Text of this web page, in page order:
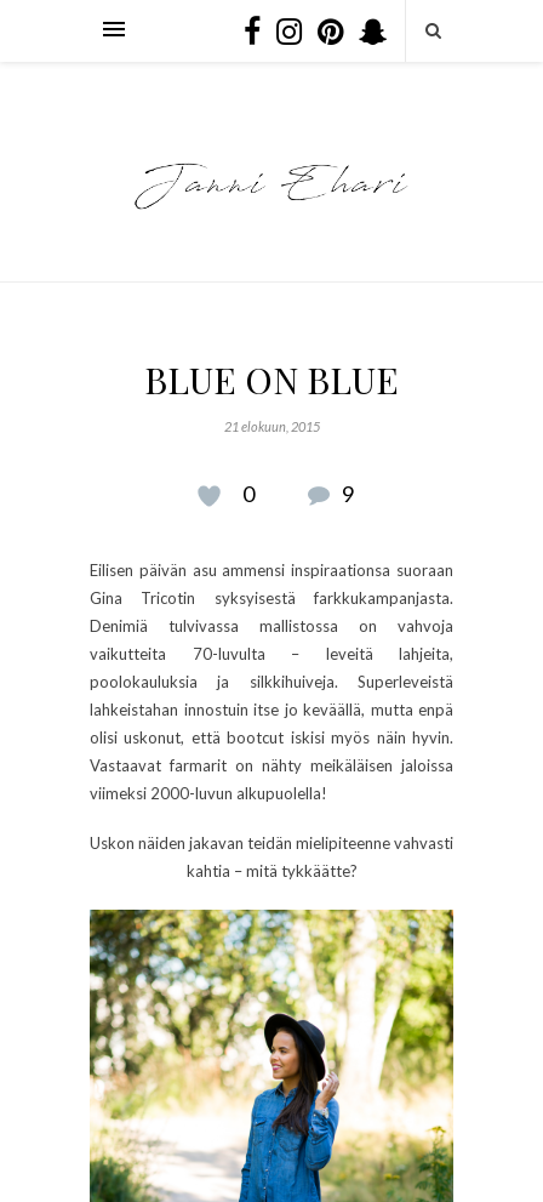
BLUE ON BLUE
21 elokuun, 2015
0 9
Eilisen päivän asu ammensi inspiraationsa suoraan
Gina Tricotin syksyisestä farkkukampanjasta.
Denimiä tulvivassa mallistossa on vahvoja
vaikutteita 70-luvulta – leveitä lahjeita,
poolokauluksia ja silkkihuiveja. Superleveistä
lahkeistahan innostuin itse jo keväällä, mutta enpä
olisi uskonut, että bootcut iskisi myös näin hyvin.
Vastaavat farmarit on nähty meikäläisen jaloissa
viimeksi 2000-luvun alkupuolella!
Uskon näiden jakavan teidän mielipiteenne vahvasti
kahtia – mitä tykkäätte?